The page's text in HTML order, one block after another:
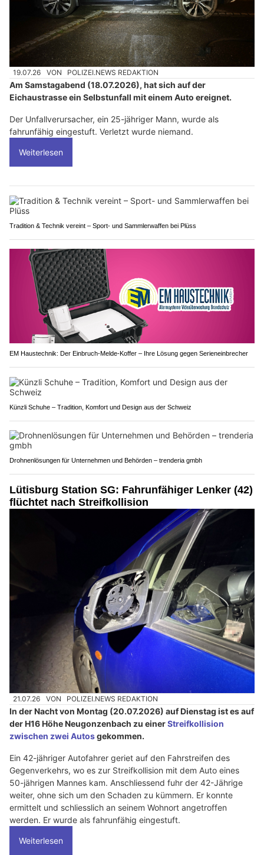
19.07.26 VON POLIZEI.NEWS REDAKTION
Am Samstagabend (18.07.2026), hat sich auf der
Eichaustrasse ein Selbstunfall mit einem Auto ereignet.
Der Unfallverursacher, ein 25-jähriger Mann, wurde als
fahrunfähig eingestuft. Verletzt wurde niemand.
Weiterlesen
Tradition & Technik vereint – Sport- und Sammlerwaffen bei Plüss
EM Haustechnik: Der Einbruch-Melde-Koffer – Ihre Lösung gegen Serieneinbrecher
Künzli Schuhe – Tradition, Komfort und Design aus der Schweiz
Drohnenlösungen für Unternehmen und Behörden – trenderia gmbh
Lütisburg Station SG: Fahrunfähiger Lenker (42)
flüchtet nach Streifkollision
21.07.26 VON POLIZEI.NEWS REDAKTION
In der Nacht von Montag (20.07.2026) auf Dienstag ist es auf
der H16 Höhe Neugonzenbach zu einerStreifkollision
zwischen zwei Autosgekommen.
Ein 42-jähriger Autofahrer geriet auf den Fahrstreifen des
Gegenverkehrs, wo es zur Streifkollision mit dem Auto eines
50-jährigen Mannes kam. Anschliessend fuhr der 42-Jährige
weiter, ohne sich um den Schaden zu kümmern. Er konnte
ermittelt und schliesslich an seinem Wohnort angetroffen
werden. Er wurde als fahrunfähig eingestuft.
Weiterlesen